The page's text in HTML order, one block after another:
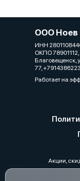
ООО Ноев
ИНН
ОКПО 78901112,
Благовещенск,
77,
Работает на
Акции,